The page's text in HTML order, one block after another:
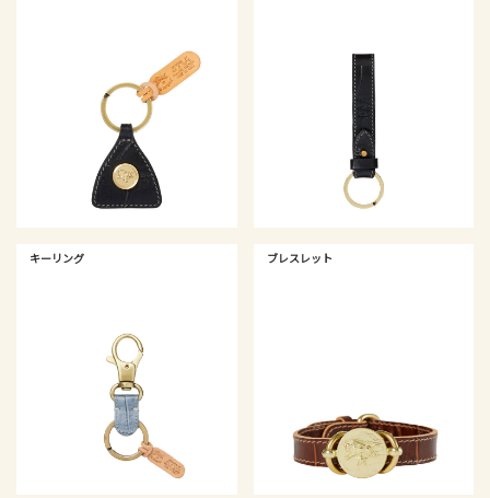
キーリング ブレスレット